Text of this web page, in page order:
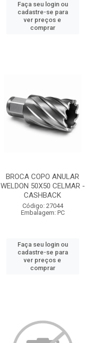
Faça seu login ou
cadastre-se para
ver preços e
comprar
BROCA COPO ANULAR
WELDON 50X50 CELMAR -
CASHBACK
Código: 27044
Embalagem: PC
Faça seu login ou
cadastre-se para
ver preços e
comprar